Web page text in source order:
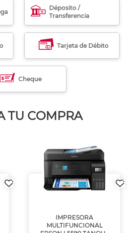
Déposito /
Transferencia
Tarjeta de Débito
Cheque
TU COMPRA
IMPRESORA
MULTIFUNCIONAL